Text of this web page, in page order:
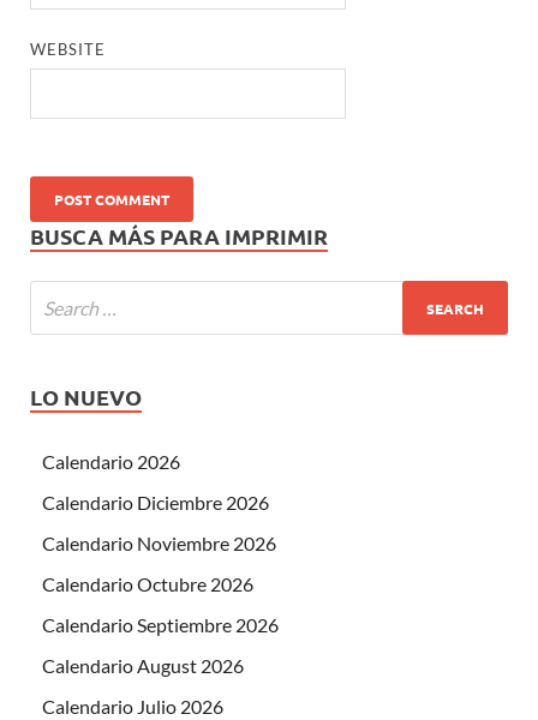
WEBSITE
BUSCA MÁS PARA IMPRIMIR
LO NUEVO
Calendario 2026
Calendario Diciembre 2026
Calendario Noviembre 2026
Calendario Octubre 2026
Calendario Septiembre 2026
Calendario August 2026
Calendario Julio 2026